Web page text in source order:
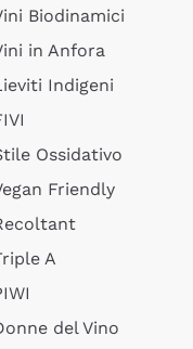
Biodinamici
in Anfora
Indigeni
Ossidativo
Friendly
A
del Vino